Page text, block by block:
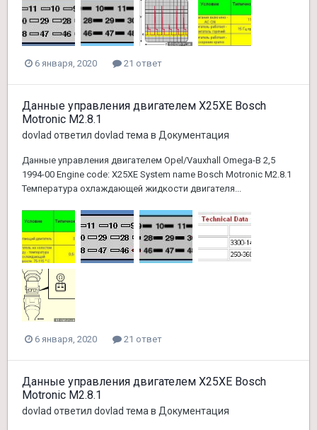
6 января, 2020 21 ответ
Данные управления двигателем X25XE Bosch
Motronic M2.8.1
dovlad ответил dovlad тема в Документация
Данные управления двигателем Opel/Vauxhall Omega-B 2,5
1994-00 Engine code: X25XE System name Bosch Motronic M2.8.1
Температура охлаждающей жидкости двигателя...
6 января, 2020 21 ответ
Данные управления двигателем X25XE Bosch
Motronic M2.8.1
dovlad ответил dovlad тема в Документация